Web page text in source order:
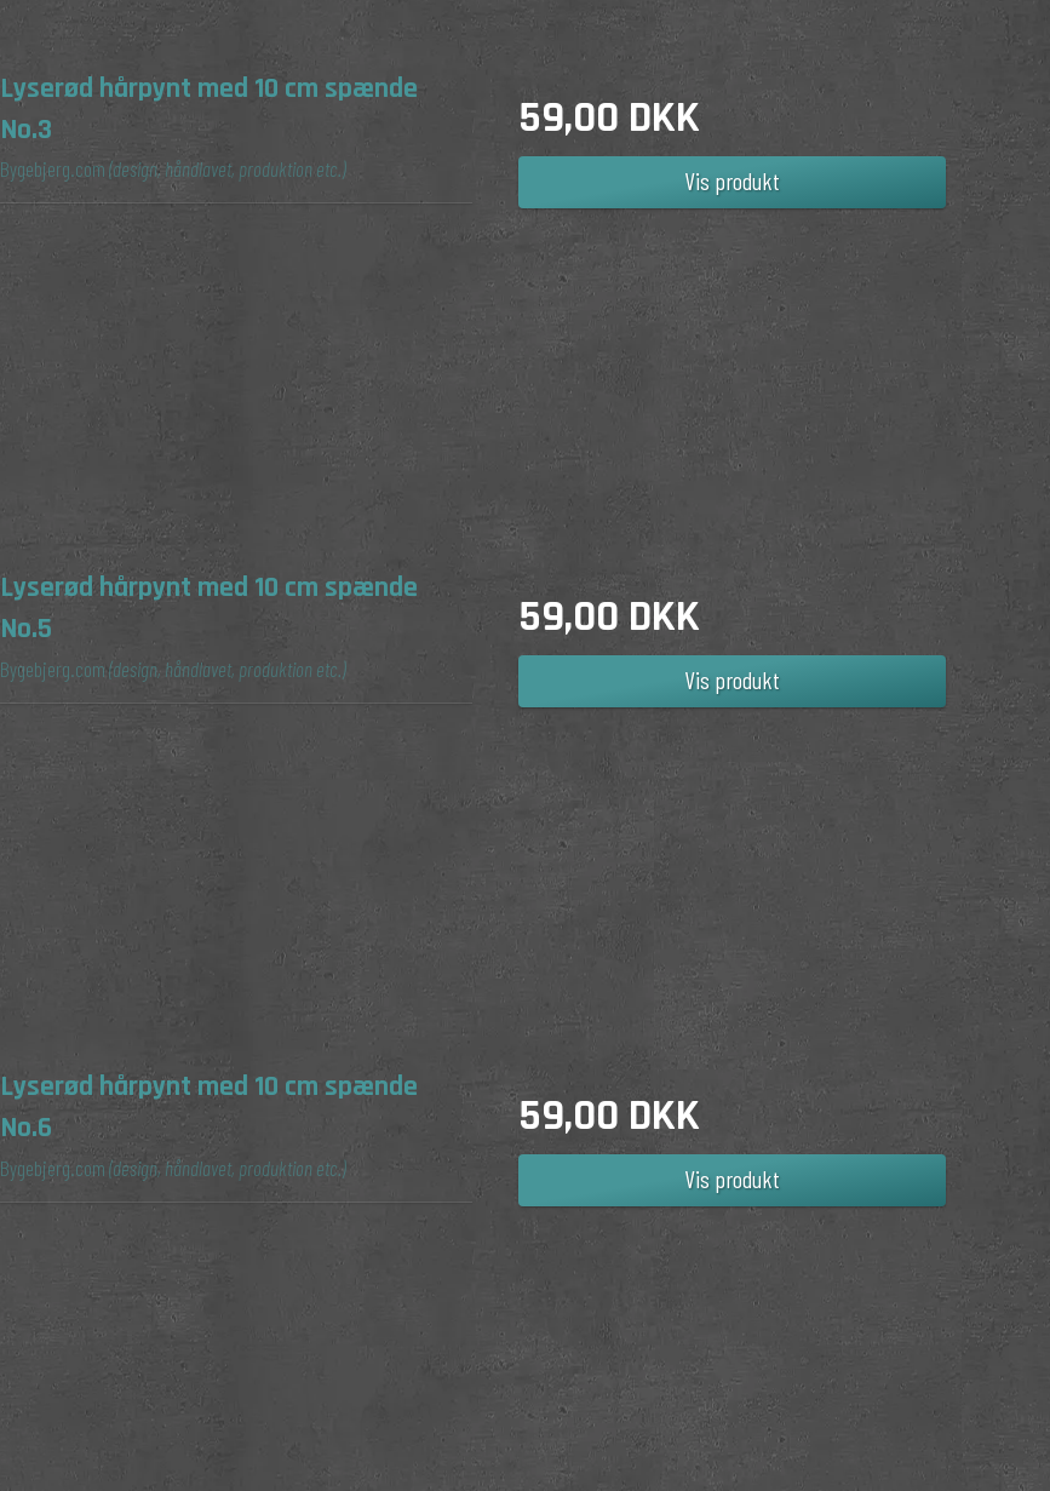
Lyserød hårpynt med 10 cm spænde
No.3
Bygebjerg.com(design, håndlavet, produktion etc.)
59,00 DKK
Vis produkt
Lyserød hårpynt med 10 cm spænde
No.5
Bygebjerg.com(design, håndlavet, produktion etc.)
59,00 DKK
Vis produkt
Lyserød hårpynt med 10 cm spænde
No.6
Bygebjerg.com(design, håndlavet, produktion etc.)
59,00 DKK
Vis produkt